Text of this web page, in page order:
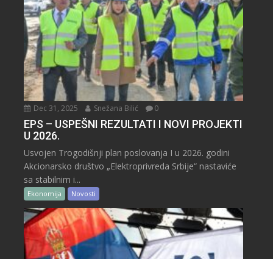
Dec 31, 2025 Snežana Bilić 0
EPS – USPEŠNI REZULTATI I NOVI PROJEKTI
U 2026.
Usvojen Trogodišnji plan poslovanja I u 2026. godini
Akcionarsko društvo „Elektroprivreda Srbije“ nastaviće
sa stabilnim i...
Ekonomija Novosti